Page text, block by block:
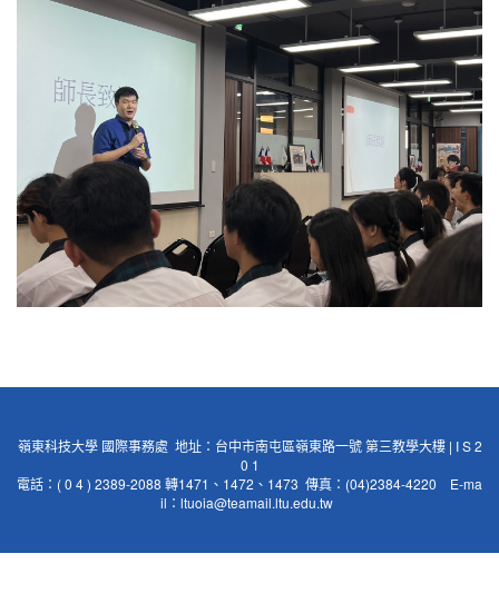
嶺東科技大學 國際事務處 地址：台中市南屯區嶺東路一號 第三教學大樓 | I S 2
0 1
電話：( 0 4 ) 2389-2088 轉1471、1472、1473 傳真：(04)2384-4220 E-ma
il： ltuoia@teamail.ltu.edu.tw